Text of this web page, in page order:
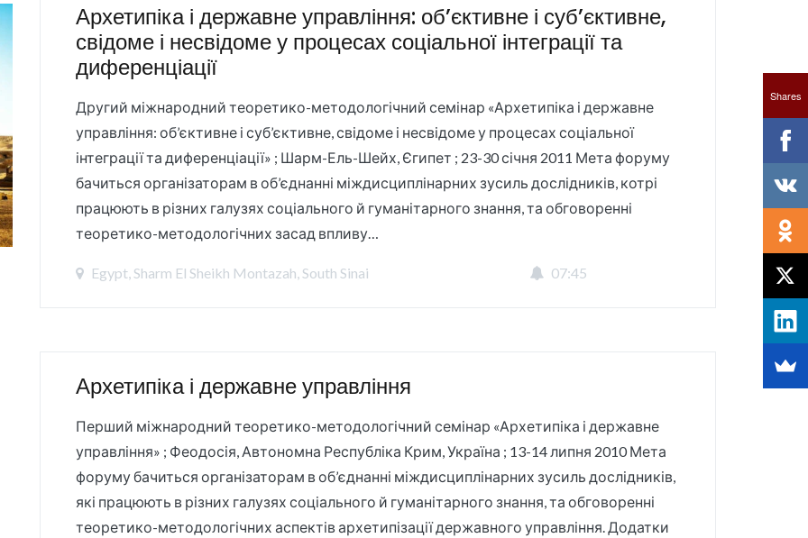
Архетипіка і державне управління: об’єктивне і суб’єктивне,
свідоме і несвідоме у процесах соціальної інтеграції та
диференціації
Другий міжнародний теоретико-методологічний семінар «Архетипіка і державне
управління: об’єктивне і суб’єктивне, свідоме і несвідоме у процесах соціальної
інтеграції та диференціації» ; Шарм-Ель-Шейх, Єгипет ; 23-30 січня 2011 Мета форуму
бачиться організаторам в об’єднанні міждисциплінарних зусиль дослідників, котрі
працюють в різних галузях соціального й гуманітарного знання, та обговоренні
теоретико-методологічних засад впливу…
Egypt, Sharm El Sheikh Montazah, South Sinai 07:45
Архетипіка і державне управління
Перший міжнародний теоретико-методологічний семінар «Архетипіка і державне
управління» ; Феодосія, Автономна Республіка Крим, Україна ; 13-14 липня 2010 Мета
форуму бачиться організаторам в об’єднанні міждисциплінарних зусиль дослідників,
які працюють в різних галузях соціального й гуманітарного знання, та обговоренні
теоретико-методологічних аспектів архетипізації державного управління. Додатки
Shares